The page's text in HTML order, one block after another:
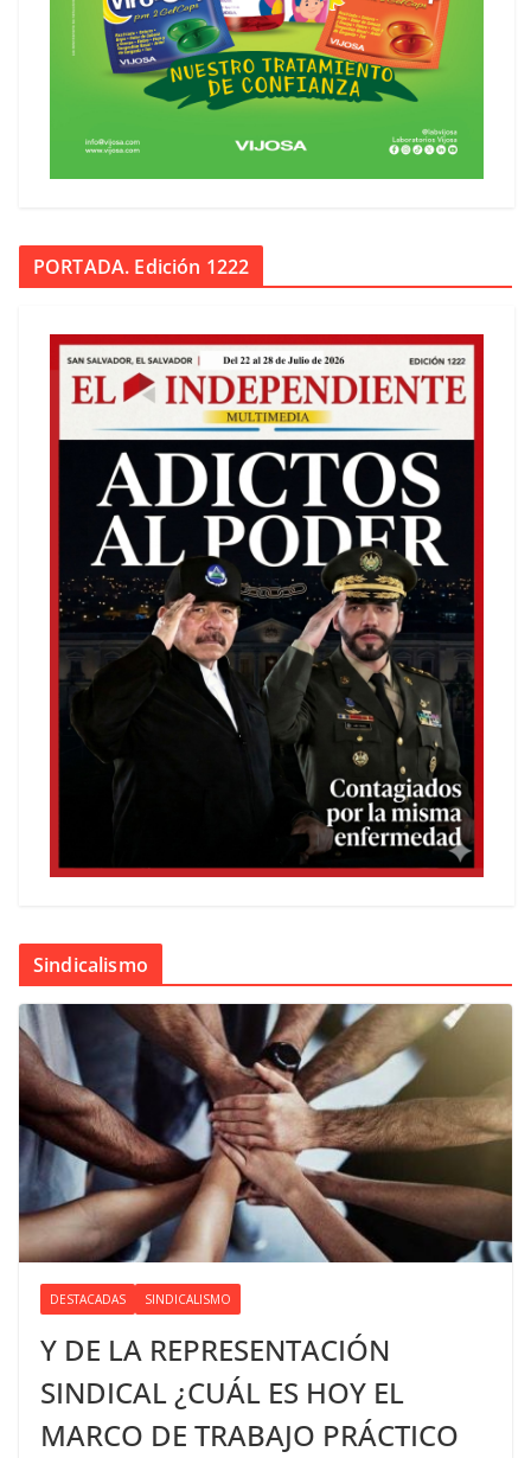
PORTADA. Edición 1222
Sindicalismo
DESTACADAS SINDICALISMO
Y DE LA REPRESENTACIÓN
SINDICAL ¿CUÁL ES HOY EL
MARCO DE TRABAJO PRÁCTICO